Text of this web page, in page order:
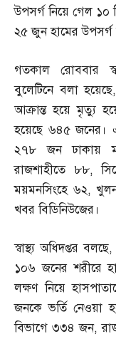
উপসর্গ নিয়ে গেল ১০
২৫ জুন হামের উপসর্গ
গতকাল রোববার
বুলেটিনে বলা হয়েছে
আক্রান্ত হয়ে মৃত্যু
হয়েছে ৬৪৫ জনের। এ
২৭৮ জন ঢাকায়
রাজশাহীতে ৮৮,
ময়মনসিংহে ৬২,
খবর বিডিনিউজের।
স্বাস্থ্য অধিদপ্তর বলছে
১০৬ জনের শরীরে
লক্ষণ নিয়ে
জনকে ভর্তি নেওয়া
বিভাগে ৩৩৪ জন,